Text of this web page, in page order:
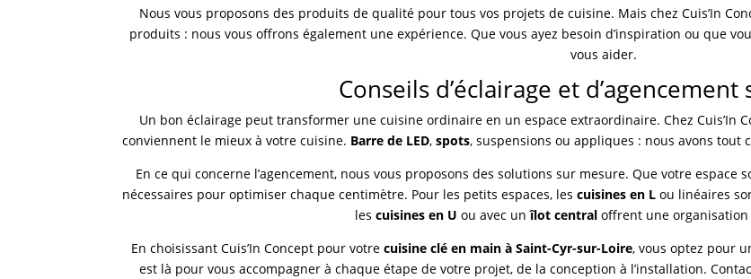
Nous vous proposons des produits de qualité pour tous vos projets de cuisine. Mais chez Cuis’In
produits : nous vous offrons également une expérience. Que vous ayez besoin d’inspiration ou que
vous aider.
Conseils d’éclairage et
Un bon éclairage peut transformer une cuisine ordinaire en un espace extraordinaire. Chez Cuis’In
conviennent le mieux à votre cuisine. Barre de LED, spots, suspensions ou appliques : nous avons tout
En ce qui concerne l’agencement, nous vous proposons des solutions sur mesure. Que votre espace
nécessaires pour optimiser chaque centimètre. Pour les petits espaces, les cuisines en L ou linéaires
les cuisines en U ou avec unîlot centraloffrent une organisation
En choisissant Cuis’In Concept pour votre cuisine clé en main à Saint-Cyr-sur-Loire, vous optez pour
est là pour vous accompagner à chaque étape de votre projet, de la conception à l’installation.